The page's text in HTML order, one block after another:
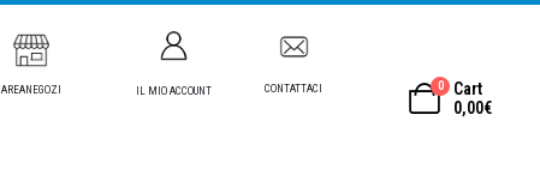
AREANEGOZI IL MIO ACCOUNT CONTATTACI 0
Cart
0,00€